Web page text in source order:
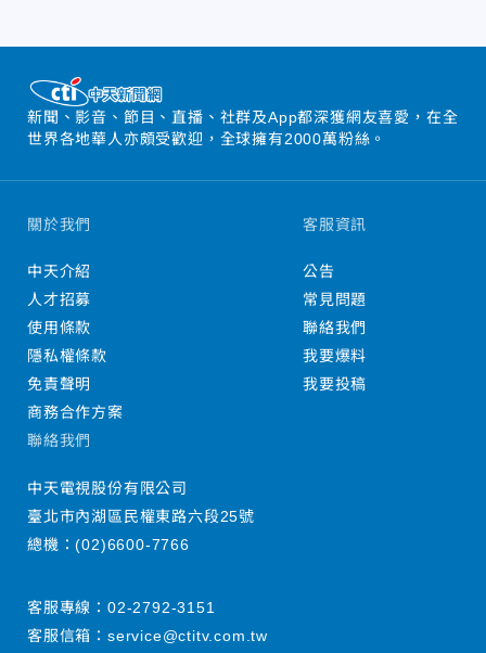
新聞、影音、節目、直播、社群及App都深獲網友喜愛，在全
世界各地華人亦頗受歡迎，全球擁有2000萬粉絲。
關於我們
中天介紹
人才招募
使用條款
隱私權條款
免責聲明
商務合作方案
客服資訊
公告
常見問題
聯絡我們
我要爆料
我要投稿
聯絡我們
中天電視股份有限公司
臺北市內湖區民權東路六段25號
總機：(02)6600-7766
客服專線： 02-2792-3151
客服信箱： service@ctitv.com.tw